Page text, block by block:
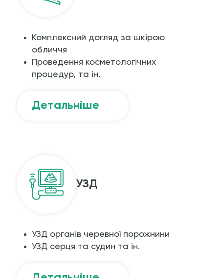
Комплексний догляд за шкірою
обличчя
Проведення косметологічних
процедур, та ін.
Детальніше
УЗД
УЗД органів черевної порожнини
УЗД серця та судин та ін.